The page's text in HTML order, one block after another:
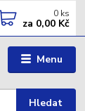
Menu
Hledat
0 ks
za 0,00 Kč